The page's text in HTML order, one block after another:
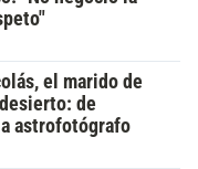
el marido de
de
astrofotógrafo